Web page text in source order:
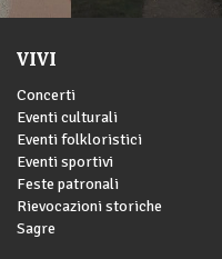
VIVI
Concerti
Eventi culturali
Eventi folkloristici
Eventi sportivi
Feste patronali
Rievocazioni storiche
Sagre